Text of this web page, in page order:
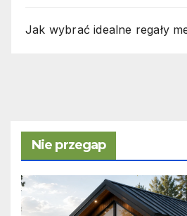
Jak wybrać idealne regały
Nie przegap